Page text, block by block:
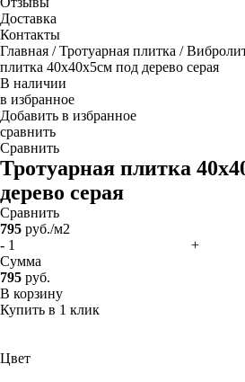
Доставка
Контакты
Главная /Тротуарная плитка /
плитка 40х40х5см под дерево серая
В наличии
в избранное
Добавить в избранное
сравнить
Сравнить
Тротуарная плитка
дерево серая
Сравнить
795 руб./м2
-
+
Сумма
795 руб.
В корзину
Купить в 1 клик
Цвет